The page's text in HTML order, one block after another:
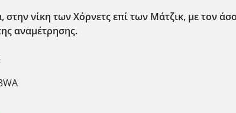
νίκη των Χόρνετς επί των Μάτζικ, με τον
αναμέτρησης.